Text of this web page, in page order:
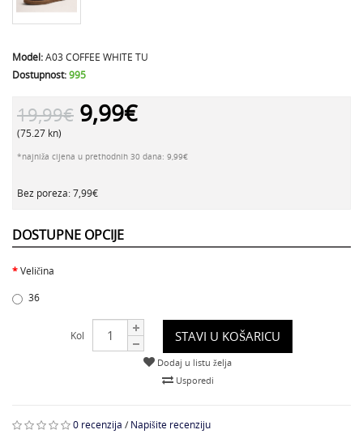
Model:A03 COFFEE WHITE TU
Dostupnost:995
19,99€ 9,99€
(75.27 kn)
*najniža cijena u prethodnih 30 dana: 9,99€
Bez poreza: 7,99€
DOSTUPNE OPCIJE
Veličina
36
Kol STAVI U KOŠARICU
Dodaj u listu želja
Usporedi
0 recenzija / Napišite recenziju